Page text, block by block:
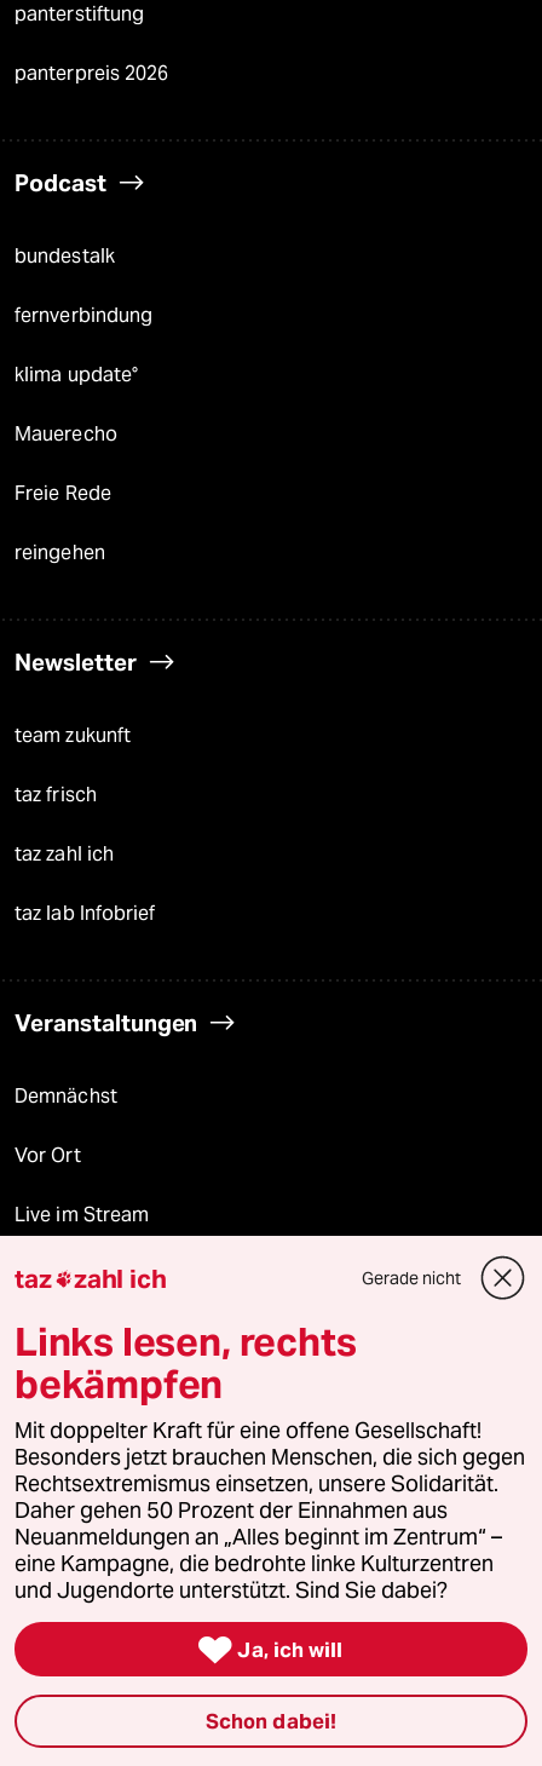
panterstiftung
panterpreis 2026
Podcast
bundestalk
fernverbindung
klima update°
Mauerecho
Freie Rede
reingehen
Newsletter
team zukunft
taz frisch
taz zahl ich
taz lab Infobrief
Veranstaltungen
Demnächst
Vor Ort
Live im Stream
Vergangene
taz lab 2027
Mehr taz Lesestoff
taz Blogs
taz FUTURZWEI
Le Monde diplomatique
taz Archiv
taz zahl ich Gerade nicht
Links lesen, rechts
bekämpfen
Mit doppelter Kraft für eine offene Gesellschaft!
Besonders jetzt brauchen Menschen, die sich gegen
Rechtsextremismus einsetzen, unsere Solidarität.
Daher gehen 50 Prozent der Einnahmen aus
Neuanmeldungen an „Alles beginnt im Zentrum“ –
eine Kampagne, die bedrohte linke Kulturzentren
und Jugendorte unterstützt. Sind Sie dabei?
 Ja, ich will
Schon dabei!